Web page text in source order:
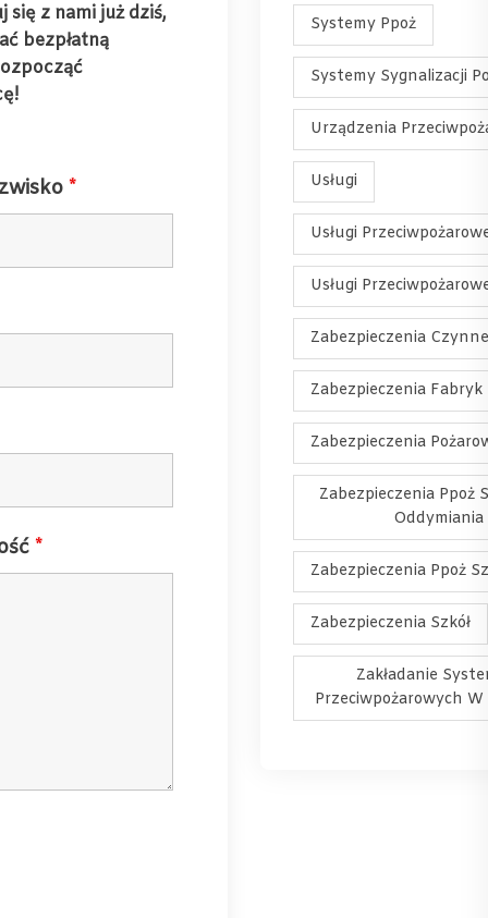
się z nami już dziś,
bezpłatną
*
*
Systemy Ppoż
Systemy Sygnalizacji
Urządzenia
Usługi
Usługi
Usługi
Zabezpieczenia
Zabezpieczenia Fabryk
Zabezpieczenia
Zabezpieczenia Ppoż
Oddymiania
Zabezpieczenia Ppoż
Zabezpieczenia Szkół
Zakładanie
Przeciwpożarowych